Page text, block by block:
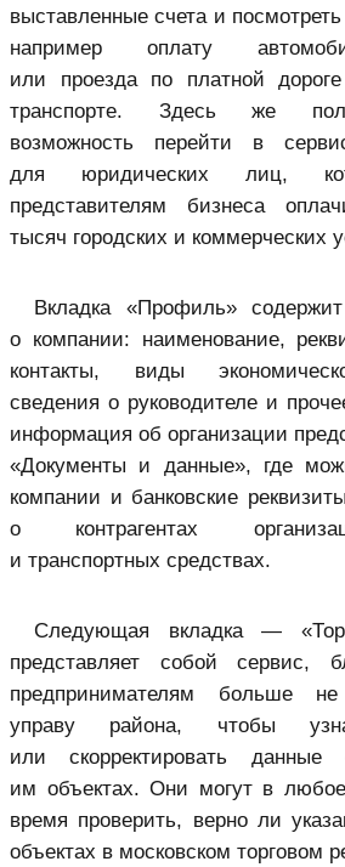
выставленные счета и
например оплату
или проезда по платной
транспорте. Здесь же
возможность перейти в
для юридических лиц,
представителям бизнеса
тысяч городских и коммерческих
Вкладка «Профиль»
о компании: наименование,
контакты, виды
сведения о руководителе и
информация об организации
«Документы и данные», где
компании и банковские
о контрагентах
и транспортных средствах.
Следующая вкладка —
представляет собой сервис,
предпринимателям больше
управу района, чтобы
или скорректировать
им объектах. Они могут в
время проверить, верно ли
объектах в московском торговом